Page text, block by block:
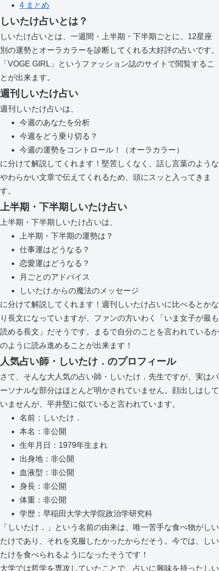
4 まとめ
しいたけ占いとは？
しいたけ占いとは、一週間・上半期・下半期ごとに、12星座
別の運勢とオーラカラーを診断してくれる大好評の占いです。
「VOGE GIRL」というファッション誌のサイトで閲覧するこ
とが出来ます。
週刊しいたけ占い
週刊しいたけ占いは、
今週のあなたを分析
今週をどう乗り切る？
今週の運勢をコントロール！（オーラカラー）
に分けて解説してくれます！堅苦しくなく、話し言葉のような
やわらかい文章で伝えてくれるため、頭にスッと入ってきま
す。
上半期・下半期しいたけ占い
上半期・下半期しいたけ占いは、
上半期・下半期の運勢は？
仕事運はどうなる？
恋愛運はどうなる？
月ごとのアドバイス
しいたけ.からの魔法のメッセージ
に分けて解説してくれます！週刊しいたけ占いに比べるとかな
り長文になっていますが、ファンの方いわく「いま女子が最も
読める長文」だそうです。まるで自分のことを言われているか
のように読み進めることが出来ます！
人気占い師・しいたけ．のプロフィール
さて、そんな大人気の占い師・しいたけ．先生ですが、実はパ
ーソナルな部分はほとんど明かされていません。顔出しはして
いませんが、平井堅に似ていると言われています。
名前：しいたけ．
本名：非公開
生年月日：1979年生まれ
出身地：非公開
血液型：非公開
身長：非公開
体重：非公開
学歴：早稲田大学大学院政治学研究科
「しいたけ．」という名前の由来は、唯一苦手な食べ物がしい
たけであり、それを克服したかったからだそう。今では、しい
たけを食べられるようになったそうです！
大学では哲学を専攻していたことで、占いに興味を持ったしい